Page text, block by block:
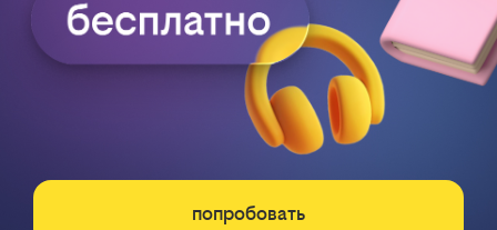
попробовать